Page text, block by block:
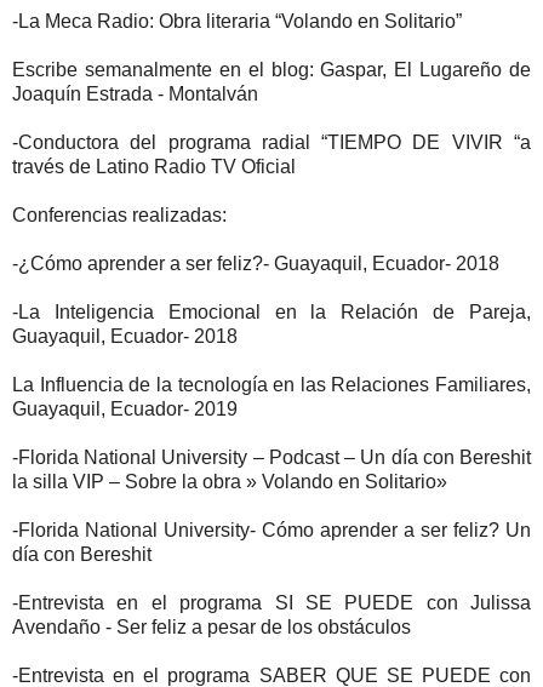
-La Meca Radio: Obra literaria “Volando en Solitario”
Escribe semanalmente en el blog: Gaspar, El Lugareño de
Joaquín Estrada - Montalván
-Conductora del programa radial “TIEMPO DE VIVIR “a
través de Latino Radio TV Oficial
Conferencias realizadas:
-¿Cómo aprender a ser feliz?- Guayaquil, Ecuador- 2018
-La Inteligencia Emocional en la Relación de Pareja,
Guayaquil, Ecuador- 2018
La Influencia de la tecnología en las Relaciones Familiares,
Guayaquil, Ecuador- 2019
-Florida National University – Podcast – Un día con Bereshit
la silla VIP – Sobre la obra » Volando en Solitario»
-Florida National University- Cómo aprender a ser feliz? Un
día con Bereshit
-Entrevista en el programa SI SE PUEDE con Julissa
Avendaño - Ser feliz a pesar de los obstáculos
-Entrevista en el programa SABER QUE SE PUEDE con